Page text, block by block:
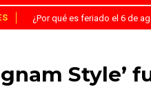
¿Por qué es feriado el 6 de